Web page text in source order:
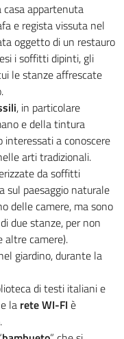
appartenuta
e regista vissuta nel
oggetto di un restauro
i soffitti dipinti, gli
le stanze affrescate
, in particolare
e della tintura
a conoscere
arti tradizionali.
da soffitti
sul paesaggio naturale
delle camere, ma sono
due stanze, per non
altre camere).
giardino, durante la
di testi italiani e
la rete WI-FI è